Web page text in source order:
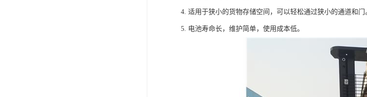
4. 适用于狭小的货物存储空间，可以轻松通过狭小的通道和门
5. 电池寿命长，维护简单，使用成本低。